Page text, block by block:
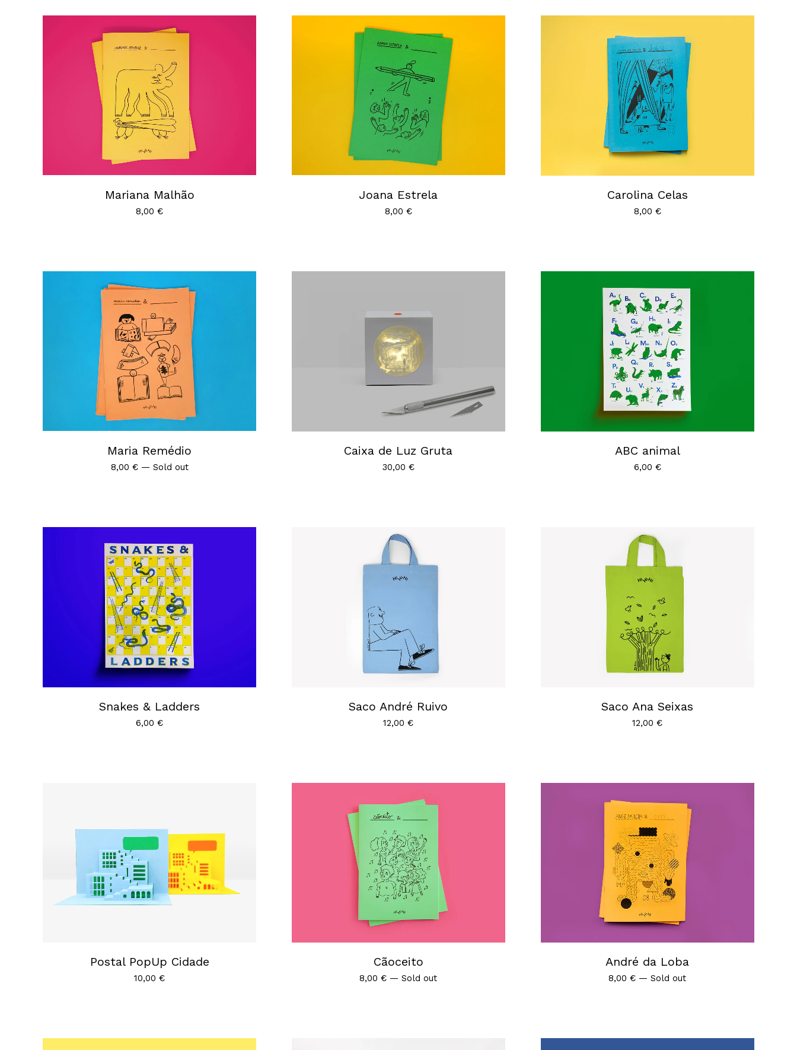
Mariana Malhão
8,00€
Joana Estrela
8,00 €
Carolina Celas
8,00 €
Maria Remédio
8,00 €— Sold out
Caixa de Luz Gruta
30,00 €
ABC animal
6,00 €
Snakes & Ladders
6,00€
Saco André Ruivo
12,00€
Saco Ana Seixas
12,00€
Postal PopUp Cidade
10,00€
Cãoceito
8,00€ —Sold out
André da Loba
8,00€ —Sold out